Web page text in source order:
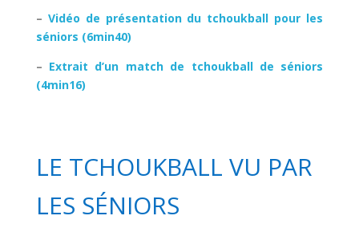
– Vidéo de présentation du tchoukball pour les
séniors (6min40)
– Extrait d’un match de tchoukball de séniors
(4min16)
LE TCHOUKBALL VU PAR
LES SÉNIORS